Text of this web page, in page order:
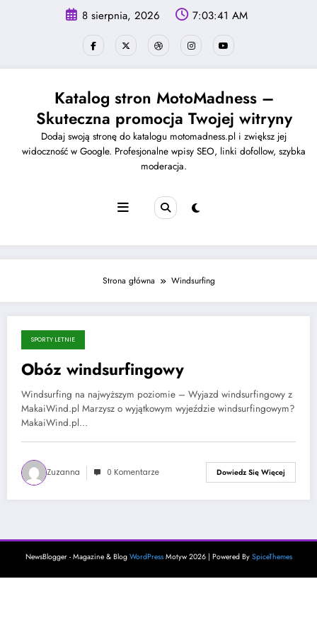
8 sierpnia, 2026 7:03:41 AM
Katalog stron MotoMadness –
Skuteczna promocja Twojej witryny
Dodaj swoją stronę do katalogu motomadness.pl i zwiększ jej
widoczność w Google. Profesjonalne wpisy SEO, linki dofollow, szybka
moderacja.
Strona główna Windsurfing
6 lutego, 2025
SPORTY LETNIE
Obóz windsurfingowy
Windsurfing na najwyższym poziomie – Wyjazd windsurfingowy z
MakaiWind.pl Marzysz o wyjątkowym wyjeździe windsurfingowym?
MakaiWind.pl…
Zuzanna 0 Komentarze Dowiedz Się Więcej
NewsBlogger - Magazine & Blog WordPressMotyw 2026 | Powered By SpiceThemes